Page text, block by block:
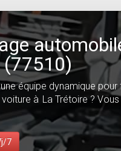
(77510)
équipe dynamique pour
à La Trétoire ?
7